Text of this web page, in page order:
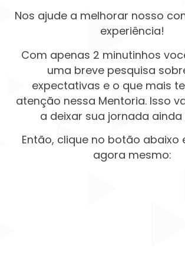
Nos ajude a melhorar nosso
experiência!
Com apenas 2 minutinhos
uma breve pesquisa
expectativas e o que mais
atenção nessa Mentoria. Isso
a deixar sua jornada ainda
Então, clique no botão abaixo
agora mesmo: